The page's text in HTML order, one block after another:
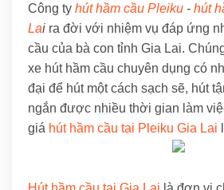
Công ty hút hầm cầu Pleiku - hút
Lai ra đời với nhiệm vụ đáp ứng
cầu của bà con tỉnh Gia Lai.
xe hút hầm cầu chuyên dụng có
đại để hút một cách sạch sẽ, hút
ngắn được nhiều thời gian làm
giá hút hầm cầu tại Pleiku Gia Lai